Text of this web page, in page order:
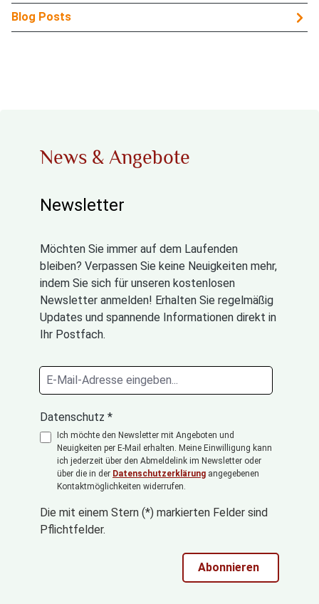
Blog Posts
News & Angebote
Newsletter
Möchten Sie immer auf dem Laufenden
bleiben? Verpassen Sie keine Neuigkeiten mehr,
indem Sie sich für unseren kostenlosen
Newsletter anmelden! Erhalten Sie regelmäßig
Updates und spannende Informationen direkt in
Ihr Postfach.
Datenschutz *
Ich möchte den Newsletter mit Angeboten und
Neuigkeiten per E-Mail erhalten. Meine Einwilligung kann
ich jederzeit über den Abmeldelink im Newsletter oder
über die in der Datenschutzerklärung angegebenen
Kontaktmöglichkeiten widerrufen.
Die mit einem Stern (*) markierten Felder sind
Pflichtfelder.
Abonnieren